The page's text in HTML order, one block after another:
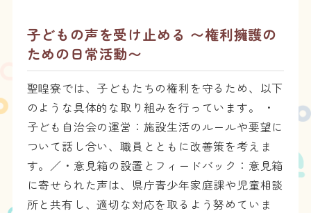
子どもの声を受け止める 〜権利擁護の
ための日常活動〜
聖喤寮では、子どもたちの権利を守るため、以下
のような具体的な取り組みを行っています。 ・
子ども自治会の運営：施設生活のルールや要望に
ついて話し合い、職員とともに改善策を考えま
す。／・意見箱の設置とフィードバック：意見箱
に寄せられた声は、県庁青少年家庭課や児童相談
所と共有し、適切な対応を取るよう努めていま